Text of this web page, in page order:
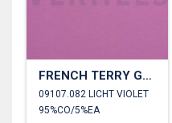
FRENCH TERRY GOTS
09107.082 LICHT VIOLET
95%CO/5%EA